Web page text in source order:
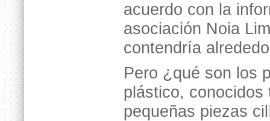
acuerdo con la
asociación Noia
contendría
Pero ¿qué son los
plástico, conocidos
pequeñas piezas